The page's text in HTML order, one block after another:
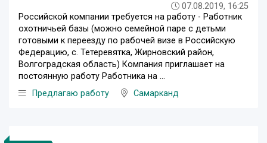
07.08.2019, 16:25
Российской компании требуется на работу - Работник
охотничьей базы (можно семейной паре с детьми
готовыми к переезду по рабочей визе в Российскую
Федерацию, с. Тетеревятка, Жирновский район,
Волгоградская область) Компания приглашает на
постоянную работу Работника на ...
Предлагаю работу
Самарканд